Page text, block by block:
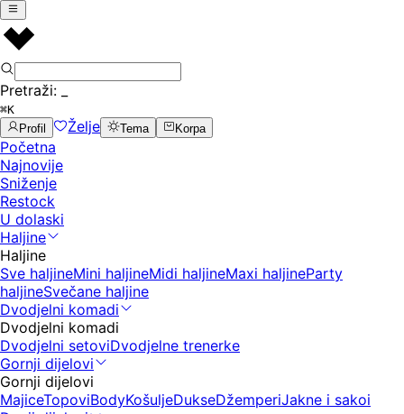
Pretraži:
⌘K
Profil
Želje Tema Korpa
Početna
Najnovije
Sniženje
Restock
U dolaski
Haljine
Haljine
Sve haljineMini haljineMidi haljineMaxi haljineParty
haljineSvečane haljine
Dvodjelni komadi
Dvodjelni komadi
Dvodjelni setoviDvodjelne trenerke
Gornji dijelovi
Gornji dijelovi
MajiceTopoviBodyKošuljeDukseDžemperiJakne i sakoi